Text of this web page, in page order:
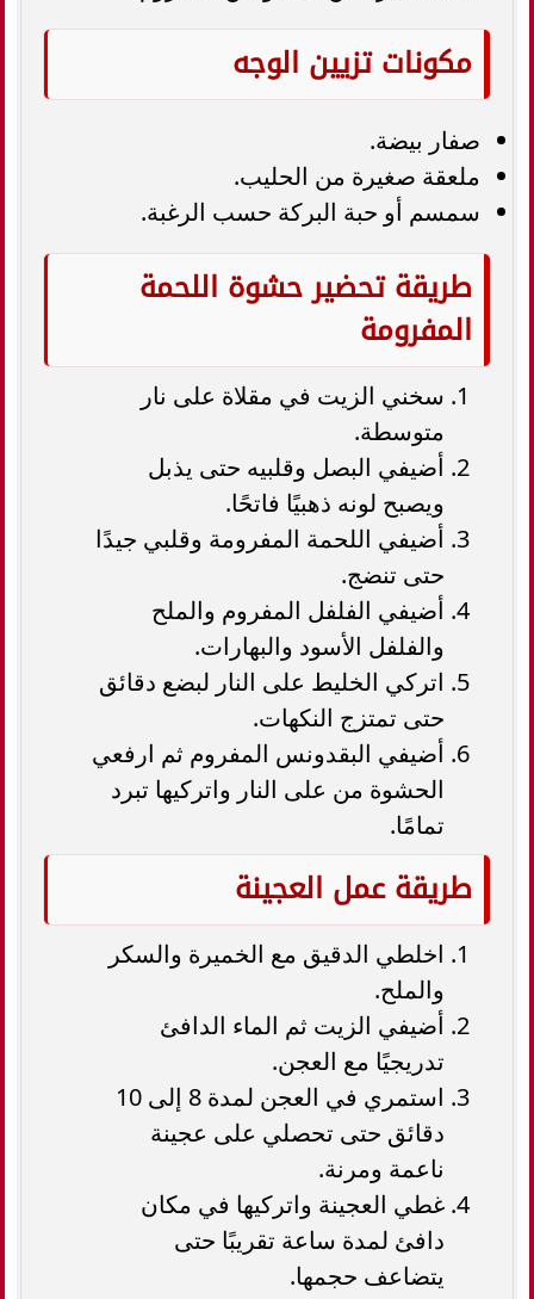
مكونات تزيين الوجه
صفار بيضة.
ملعقة صغيرة من الحليب.
سمسم أو حبة البركة حسب الرغبة.
طريقة تحضير حشوة اللحمة
المفرومة
سخني الزيت في مقلاة على نار
متوسطة.
أضيفي البصل وقلبيه حتى يذبل
ويصبح لونه ذهبيًا فاتحًا.
أضيفي اللحمة المفرومة وقلبي جيدًا
حتى تنضج.
أضيفي الفلفل المفروم والملح
والفلفل الأسود والبهارات.
اتركي الخليط على النار لبضع دقائق
حتى تمتزج النكهات.
أضيفي البقدونس المفروم ثم ارفعي
الحشوة من على النار واتركيها تبرد
تمامًا.
طريقة عمل العجينة
اخلطي الدقيق مع الخميرة والسكر
والملح.
أضيفي الزيت ثم الماء الدافئ
تدريجيًا مع العجن.
استمري في العجن لمدة 8 إلى 10
دقائق حتى تحصلي على عجينة
ناعمة ومرنة.
غطي العجينة واتركيها في مكان
دافئ لمدة ساعة تقريبًا حتى
يتضاعف حجمها.